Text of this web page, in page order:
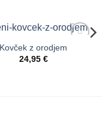
Dodaj
Kovček z orodjem
24,95 €